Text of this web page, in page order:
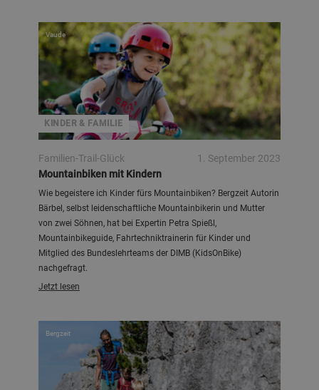
KINDER & FAMILIE
Vaude
Familien-Trail-Glück
1. September 2023
Mountainbiken mit Kindern
Wie begeistere ich Kinder fürs Mountainbiken? Bergzeit Autorin
Bärbel, selbst leidenschaftliche Mountainbikerin und Mutter
von zwei Söhnen, hat bei Expertin Petra Spießl,
Mountainbikeguide, Fahrtechniktrainerin für Kinder und
Mitglied des Bundeslehrteams der DIMB (KidsOnBike)
nachgefragt.
Jetzt lesen
Bergzeit